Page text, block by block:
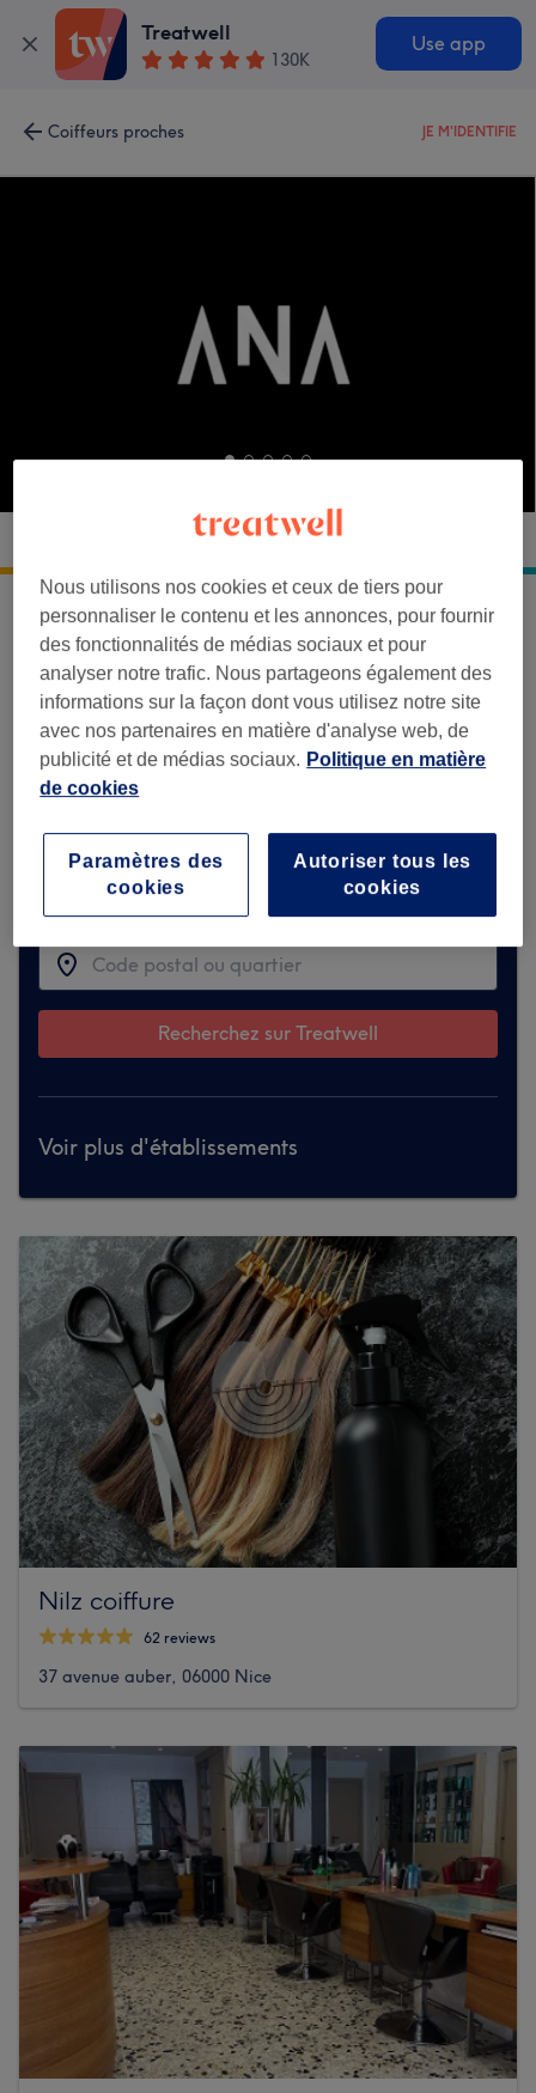
Treatwell
130K
Use app
Coiffeurs proches JE M'IDENTIFIE
ANA COIFFURE
Désolé, cet établissement n'est
temporairement pas disponible sur
Treatwell.
Mais découvrez ci-dessous des partenaires
similaires qui pourraient vous plaire.
Trouver les meilleurs établissements
autour de vous
Recherchez sur Treatwell
Voir plus d'établissements
Nilz coiffure
62 reviews
37 avenue auber, 06000 Nice
Nous utilisons nos cookies et ceux de tiers pour
personnaliser le contenu et les annonces, pour fournir
des fonctionnalités de médias sociaux et pour
analyser notre trafic. Nous partageons également des
informations sur la façon dont vous utilisez notre site
avec nos partenaires en matière d'analyse web, de
publicité et de médias sociaux. Politique en matière
de cookies
Autoriser tous les
cookies
Paramètres des
cookies